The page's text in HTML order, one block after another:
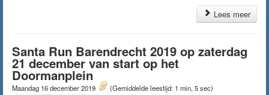
Lees meer
Santa Run Barendrecht 2019 op zaterdag
21 december van start op het
Doormanplein
Maandag 16 december 2019 (Gemiddelde leestijd: 1 min, 5 sec)